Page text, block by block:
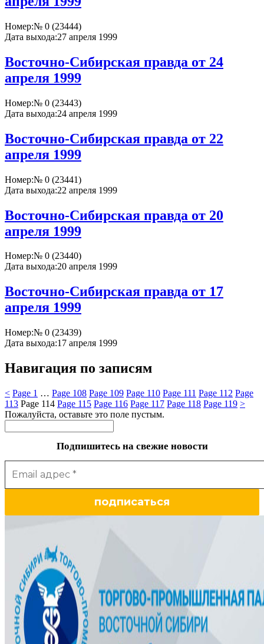
Номер:№ 0 (23444)
Дата выхода:27 апреля 1999
Восточно-Сибирская правда от 24
апреля 1999
Номер:№ 0 (23443)
Дата выхода:24 апреля 1999
Восточно-Сибирская правда от 22
апреля 1999
Номер:№ 0 (23441)
Дата выхода:22 апреля 1999
Восточно-Сибирская правда от 20
апреля 1999
Номер:№ 0 (23440)
Дата выхода:20 апреля 1999
Восточно-Сибирская правда от 17
апреля 1999
Номер:№ 0 (23439)
Дата выхода:17 апреля 1999
Навигация по записям
< Page 1 … Page 108 Page 109 Page 110 Page 111 Page 112 Page
113 Page 114 Page 115 Page 116 Page 117 Page 118 Page 119 >
Пожалуйста, оставьте это поле пустым.
Подпишитесь на свежие новости